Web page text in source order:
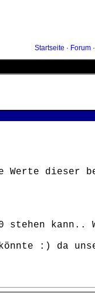
Startseite · Forum ·
dieser
kann..
könnte :) da